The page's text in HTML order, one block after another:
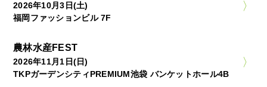
2026年10月3日(土)
福岡ファッションビル 7F
農林水産FEST
2026年11月1日(日)
TKPガーデンシティPREMIUM池袋 バンケットホール4B